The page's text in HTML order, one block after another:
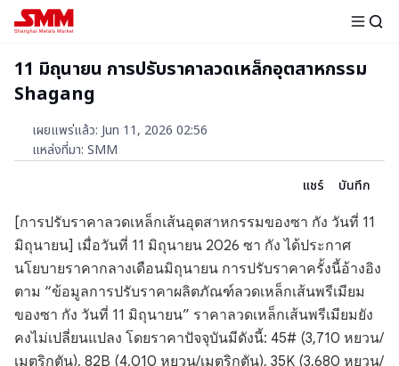
11 มิถุนายน การปรับราคาลวดเหล็กอุตสาหกรรม
Shagang
เผยแพร่แล้ว: Jun 11, 2026 02:56
แหล่งที่มา: SMM
แชร์
บันทึก
[การปรับราคาลวดเหล็กเส้นอุตสาหกรรมของซา กัง วันที่ 11
มิถุนายน] เมื่อวันที่ 11 มิถุนายน 2026 ซา กัง ได้ประกาศ
นโยบายราคากลางเดือนมิถุนายน การปรับราคาครั้งนี้อ้างอิง
ตาม “ข้อมูลการปรับราคาผลิตภัณฑ์ลวดเหล็กเส้นพรีเมียม
ของซา กัง วันที่ 11 มิถุนายน” ราคาลวดเหล็กเส้นพรีเมียมยัง
คงไม่เปลี่ยนแปลง โดยราคาปัจจุบันมีดังนี้: 45# (3,710 หยวน/
เมตริกตัน), 82B (4,010 หยวน/เมตริกตัน), 35K (3,680 หยวน/